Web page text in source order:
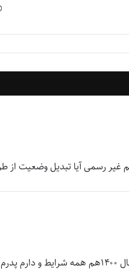
رسمی آیا تبدیل وضعیت از